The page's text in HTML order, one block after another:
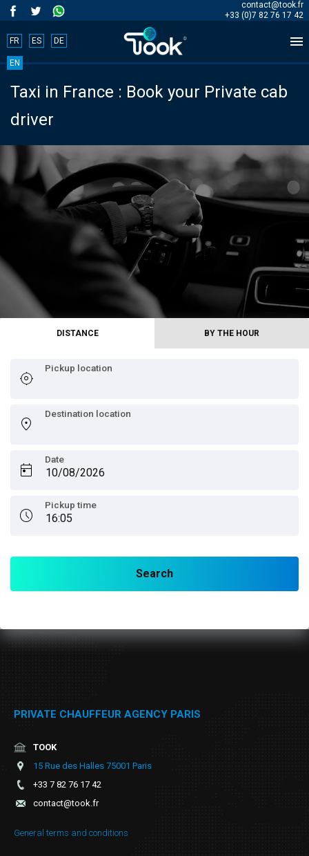
contact@took.fr
+33 (0)7 82 76 17 42

FR ES DE
EN
Taxi in France : Book your Private cab
driver
Book
your
trip
now!
BOOK
Home
Online
Chauffeur
Services
Services
Business
DISTANCE BY THE HOUR
Pickup location
Destination location
Date
Pickup time
PRIVATE CHAUFFEUR AGENCY PARIS
TOOK
15 Rue des Halles 75001 Paris
+33 7 82 76 17 42
contact@took.fr
General terms and conditions